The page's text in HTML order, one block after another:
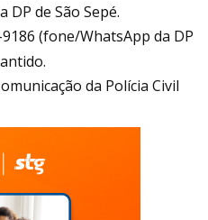
DP de São Sepé.
(fone/WhatsApp da DP
da Polícia Civil